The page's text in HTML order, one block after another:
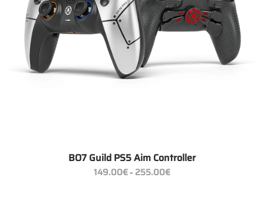
BO7 Guild PS5 Aim Controller
149.00€– 255.00€Preisspanne:
149.00€